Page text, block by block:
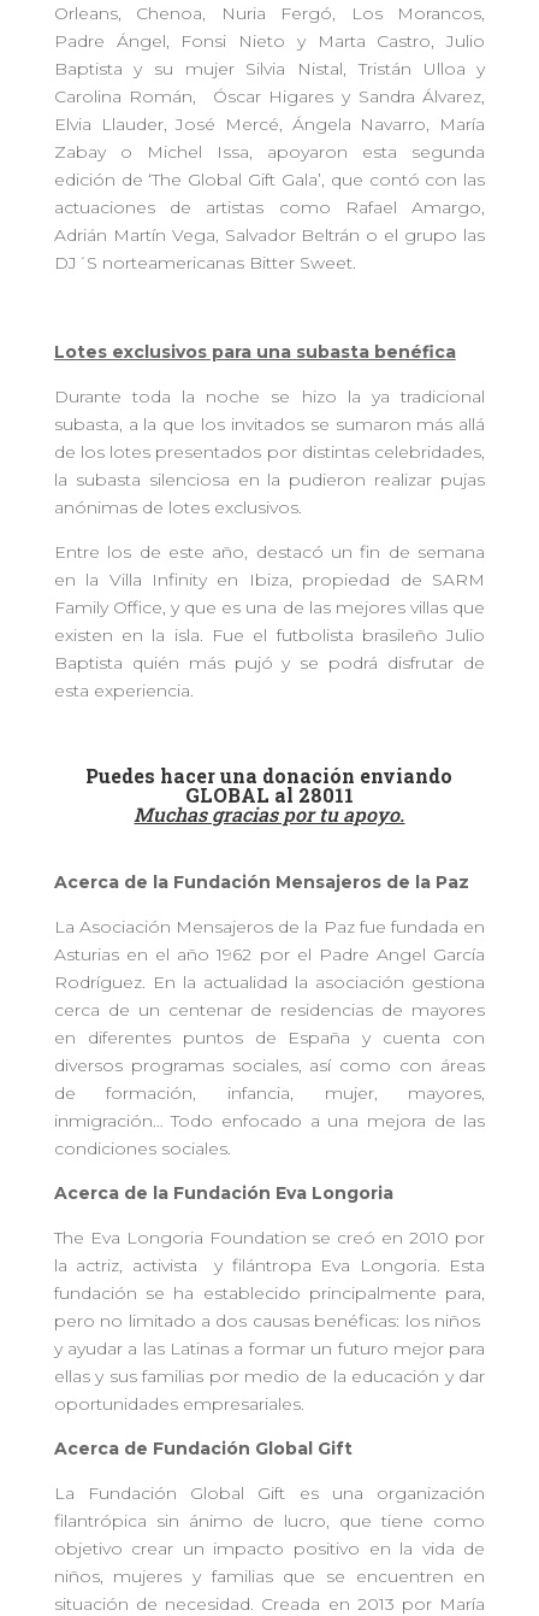
Orleans, Chenoa, Nuria Fergó, Los Morancos,
Padre Ángel, Fonsi Nieto y Marta Castro, Julio
Baptista y su mujer Silvia Nistal, Tristán Ulloa y
Carolina Román, Óscar Higares y Sandra Álvarez,
Elvia Llauder, José Mercé, Ángela Navarro, María
Zabay o Michel Issa, apoyaron esta segunda
edición de ‘The Global Gift Gala’, que contó con las
actuaciones de artistas como Rafael Amargo,
Adrián Martín Vega, Salvador Beltrán o el grupo las
DJ´S norteamericanas Bitter Sweet.
Lotes exclusivos para una subasta benéfica
Durante toda la noche se hizo la ya tradicional
subasta, a la que los invitados se sumaron más allá
de los lotes presentados por distintas celebridades,
la subasta silenciosa en la pudieron realizar pujas
anónimas de lotes exclusivos.
Entre los de este año, destacó un fin de semana
en la Villa Infinity en Ibiza, propiedad de SARM
Family Office, y que es una de las mejores villas que
existen en la isla. Fue el futbolista brasileño Julio
Baptista quién más pujó y se podrá disfrutar de
esta experiencia.
Puedes hacer una donación enviando
GLOBAL al 28011
Muchas gracias por tu apoyo.
Acerca de la Fundación Mensajeros de la Paz
La Asociación Mensajeros de la Paz fue fundada en
Asturias en el año 1962 por el Padre Angel García
Rodríguez. En la actualidad la asociación gestiona
cerca de un centenar de residencias de mayores
en diferentes puntos de España y cuenta con
diversos programas sociales, así como con áreas
de formación, infancia, mujer, mayores,
inmigración… Todo enfocado a una mejora de las
condiciones sociales.
Acerca de la Fundación Eva Longoria
The Eva Longoria Foundation se creó en 2010 por
la actriz, activista y filántropa Eva Longoria. Esta
fundación se ha establecido principalmente para,
pero no limitado a dos causas benéficas: los niños
y ayudar a las Latinas a formar un futuro mejor para
ellas y sus familias por medio de la educación y dar
oportunidades empresariales.
Acerca de Fundación Global Gift
La Fundación Global Gift es una organización
filantrópica sin ánimo de lucro, que tiene como
objetivo crear un impacto positivo en la vida de
niños, mujeres y familias que se encuentren en
situación de necesidad. Creada en 2013 por María